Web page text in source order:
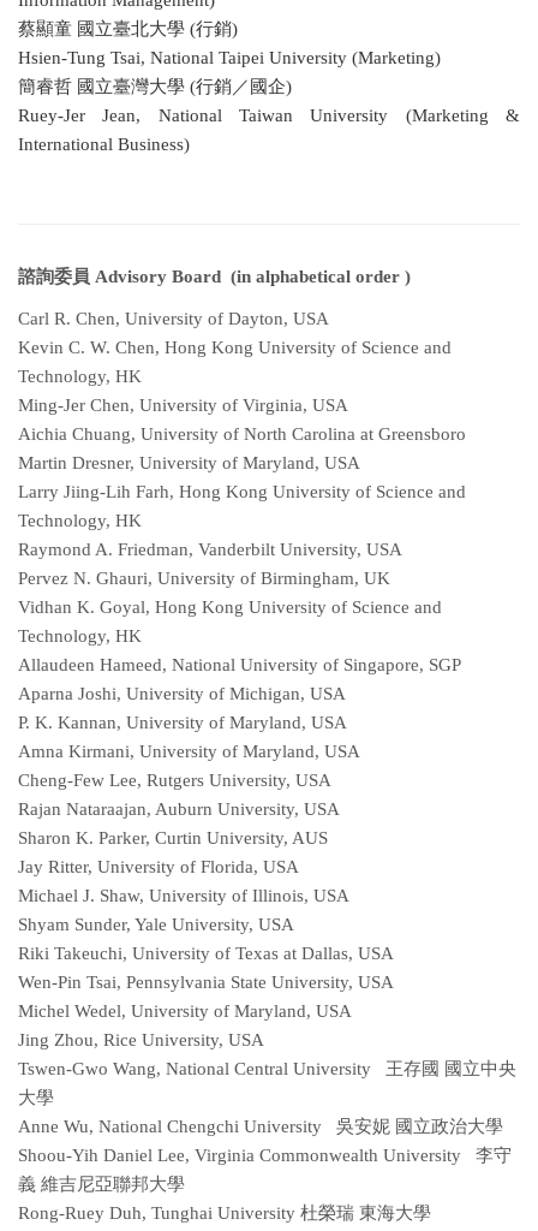
蔡顯童 國立臺北大學 (行銷)
Hsien-Tung Tsai, National Taipei University (Marketing)
簡睿哲 國立臺灣大學 (行銷／國企)
Ruey-Jer Jean, National Taiwan University (Marketing &
International Business)
諮詢委員 Advisory Board (in alphabetical order )
Carl R. Chen, University of Dayton, USA
Kevin C. W. Chen, Hong Kong University of Science and
Technology, HK
Ming-Jer Chen, University of Virginia, USA
Aichia Chuang, University of North Carolina at Greensboro
Martin Dresner, University of Maryland, USA
Larry Jiing-Lih Farh, Hong Kong University of Science and
Technology, HK
Raymond A. Friedman, Vanderbilt University, USA
Pervez N. Ghauri, University of Birmingham, UK
Vidhan K. Goyal, Hong Kong University of Science and
Technology, HK
Allaudeen Hameed, National University of Singapore, SGP
Aparna Joshi, University of Michigan, USA
P. K. Kannan, University of Maryland, USA
Amna Kirmani, University of Maryland, USA
Cheng-Few Lee, Rutgers University, USA
Rajan Nataraajan, Auburn University, USA
Sharon K. Parker, Curtin University, AUS
Jay Ritter, University of Florida, USA
Michael J. Shaw, University of Illinois, USA
Shyam Sunder, Yale University, USA
Riki Takeuchi, University of Texas at Dallas, USA
Wen-Pin Tsai, Pennsylvania State University, USA
Michel Wedel, University of Maryland, USA
Jing Zhou, Rice University, USA
Tswen-Gwo Wang, National Central University 王存國 國立中央
大學
Anne Wu, National Chengchi University 吳安妮 國立政治大學
Shoou-Yih Daniel Lee, Virginia Commonwealth University 李守
義 維吉尼亞聯邦大學
Rong-Ruey Duh, Tunghai University 杜榮瑞 東海大學